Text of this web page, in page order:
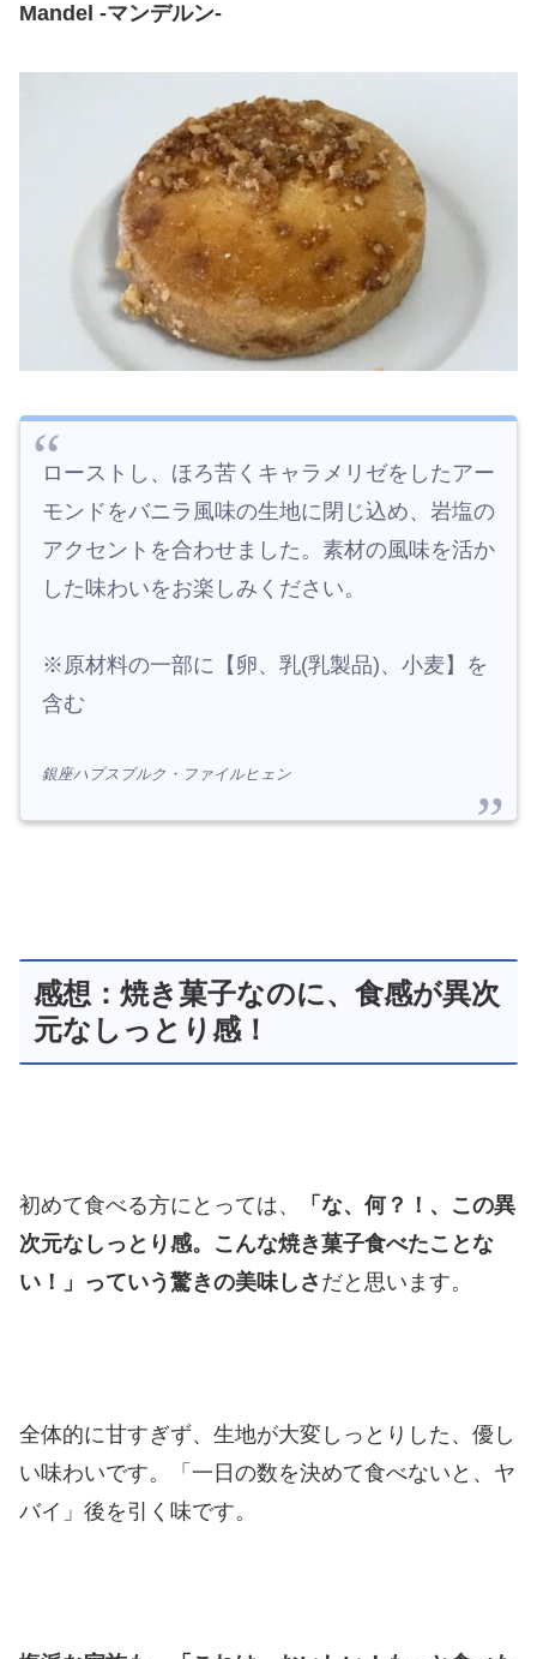
Mandel -マンデルン-
ローストし、ほろ苦くキャラメリゼをしたアー
モンドをバニラ風味の生地に閉じ込め、岩塩の
アクセントを合わせました。素材の風味を活か
した味わいをお楽しみください。
※原材料の一部に【卵、乳(乳製品)、小麦】を
含む
銀座ハプスブルク・ファイルヒェン
感想：焼き菓子なのに、食感が異次
元なしっとり感！
初めて食べる方にとっては、
「な、何？！、この異
次元なしっとり感。こんな焼き菓子食べたことな
い！」っていう驚きの美味しさ だと思います。
全体的に甘すぎず、生地が大変しっとりした、優し
い味わいです。「一日の数を決めて食べないと、ヤ
バイ」後を引く味です。